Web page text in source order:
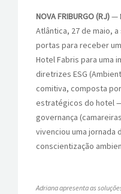
NOVA FRIBURGO (RJ)—
Atlântica, 27 de maio,
portas para receber
Hotel Fabris para uma
diretrizes ESG
comitiva, composta
estratégicos do hotel
governança
vivenciou uma jornada
conscientização
Adriana apresenta as